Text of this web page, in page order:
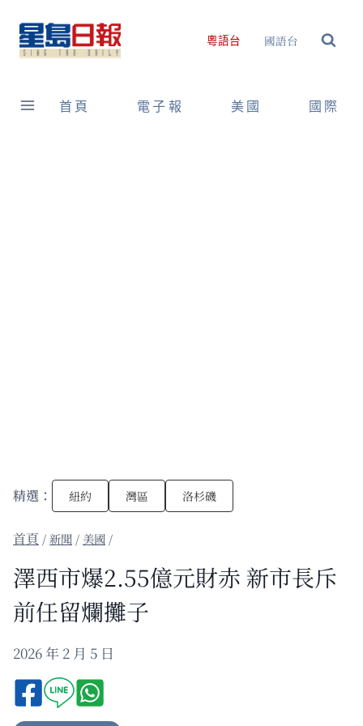
content
粵語台 國語台
首頁 電子報 美國 國際
精選： 紐約 灣區 洛杉磯
/新聞 / 美國 /
澤西市爆2.55億元財赤 新市長斥
前任留爛攤子
2026 年 2 月 5 日